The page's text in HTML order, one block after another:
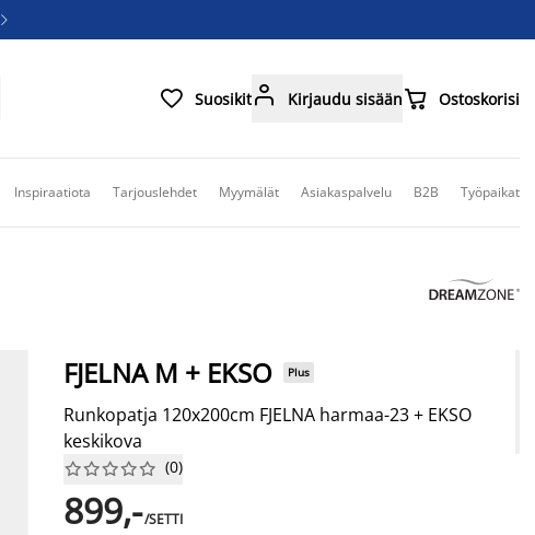

 Suosikit Kirjaudu sisään Ostoskorisi
Inspiraatiota Tarjouslehdet Myymälät Asiakaspalvelu B2B Työpaikat
FJELNA M + EKSO Plus
Runkopatja 120x200cm FJELNA harmaa-23 + EKSO
keskikova





 (0)
899,-/SETTI